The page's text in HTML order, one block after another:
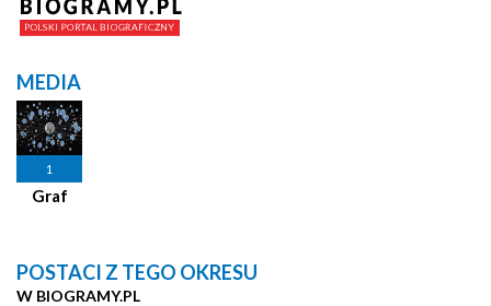
MEDIA
1
Graf
POSTACI Z TEGO OKRESU
W BIOGRAMY.PL